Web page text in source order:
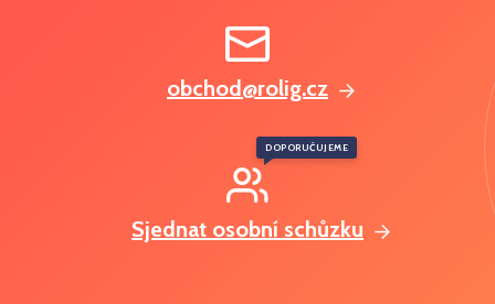
obchod@rolig.cz
Sjednat osobní schůzku
DOPORUČUJEME